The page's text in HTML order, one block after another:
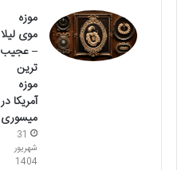
موزه
موی لیلا
– عجیب
ترین
موزه
آمریکا در
میسوری
31
شهریور
1404